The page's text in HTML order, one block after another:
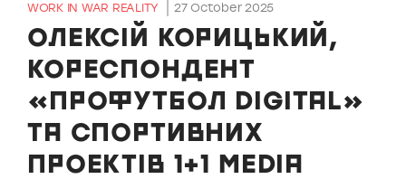
WORK IN WAR REALITY 27 October 2025
ОЛЕКСІЙ КОРИЦЬКИЙ,
КОРЕСПОНДЕНТ
«ПРОФУТБОЛ DIGITAL»
ТА СПОРТИВНИХ
ПРОЕКТІВ 1+1 MEDIA